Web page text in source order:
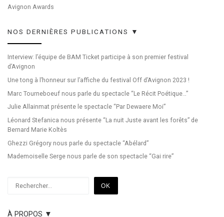
Avignon Awards
NOS DERNIÈRES PUBLICATIONS ▼
Interview: l’équipe de BAM Ticket participe à son premier festival
d’Avignon
Une tong à l’honneur sur l’affiche du festival Off d’Avignon 2023 !
Marc Tourneboeuf nous parle du spectacle “Le Récit Poétique…”
Julie Allainmat présente le spectacle “Par Dewaere Moi”
Léonard Stefanica nous présente “La nuit Juste avant les forêts” de
Bernard Marie Koltès
Ghezzi Grégory nous parle du spectacle “Abélard”
Mademoiselle Serge nous parle de son spectacle “Gai rire”
OK
À PROPOS ▼